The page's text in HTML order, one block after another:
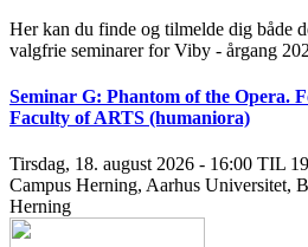
Her kan du finde og tilmelde dig både
valgfrie seminarer for Viby - årgang
Seminar G: Phantom of the Opera.
Faculty of ARTS (humaniora)
Tirsdag, 18. august 2026 - 16:00 TIL
Campus Herning, Aarhus Universitet,
Herning